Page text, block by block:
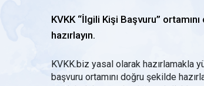
KVKK “İlgili Kişi Başvuru” ortamını
hazırlayın.
KVKK.biz yasal olarak hazırlamakla
başvuru ortamını doğru şekilde